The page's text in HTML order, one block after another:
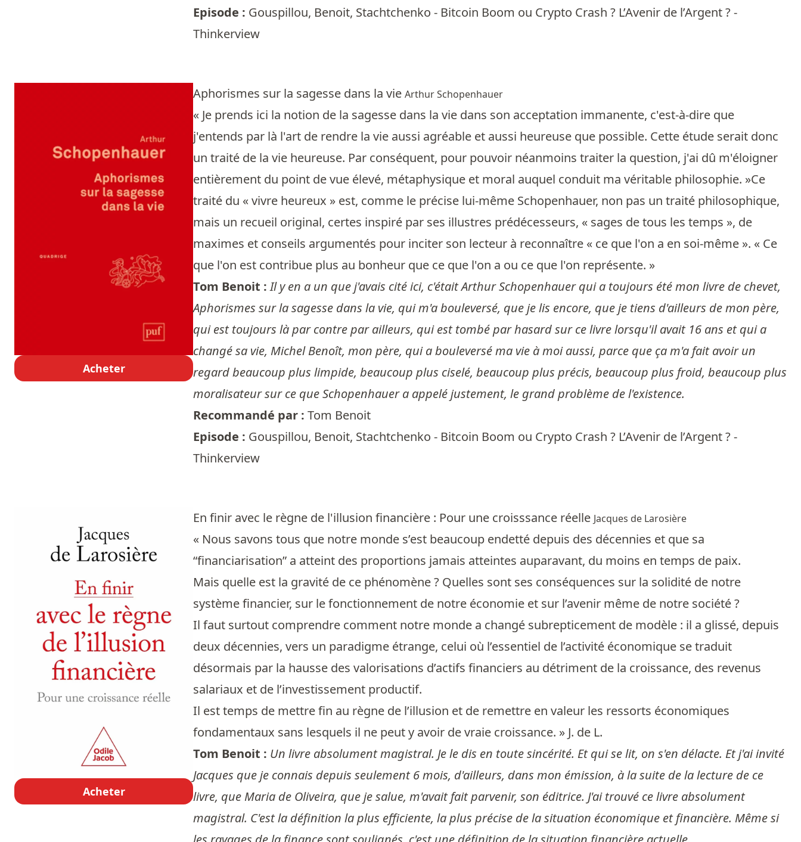
Episode : Gouspillou, Benoit, Stachtchenko - Bitcoin Boom ou Crypto Crash ? L’Avenir de l’Argent ? -
Thinkerview
Acheter
Aphorismes sur la sagesse dans la vie Arthur Schopenhauer
« Je prends ici la notion de la sagesse dans la vie dans son acceptation immanente, c'est-à-dire que
j'entends par là l'art de rendre la vie aussi agréable et aussi heureuse que possible. Cette étude serait donc
un traité de la vie heureuse. Par conséquent, pour pouvoir néanmoins traiter la question, j'ai dû m'éloigner
entièrement du point de vue élevé, métaphysique et moral auquel conduit ma véritable philosophie. »Ce
traité du « vivre heureux » est, comme le précise lui-même Schopenhauer, non pas un traité philosophique,
mais un recueil original, certes inspiré par ses illustres prédécesseurs, « sages de tous les temps », de
maximes et conseils argumentés pour inciter son lecteur à reconnaître « ce que l'on a en soi-même ». « Ce
que l'on est contribue plus au bonheur que ce que l'on a ou ce que l'on représente. »
Tom Benoit :Il y en a un que j'avais cité ici, c'était Arthur Schopenhauer qui a toujours été mon livre de chevet,
Aphorismes sur la sagesse dans la vie, qui m'a bouleversé, que je lis encore, que je tiens d'ailleurs de mon père,
qui est toujours là par contre par ailleurs, qui est tombé par hasard sur ce livre lorsqu'il avait 16 ans et qui a
changé sa vie, Michel Benoît, mon père, qui a bouleversé ma vie à moi aussi, parce que ça m'a fait avoir un
regard beaucoup plus limpide, beaucoup plus ciselé, beaucoup plus précis, beaucoup plus froid, beaucoup plus
moralisateur sur ce que Schopenhauer a appelé justement, le grand problème de l'existence.
Recommandé par : Tom Benoit
Episode : Gouspillou, Benoit, Stachtchenko - Bitcoin Boom ou Crypto Crash ? L’Avenir de l’Argent ? -
Thinkerview
Acheter
En finir avec le règne de l'illusion financière : Pour une croisssance réelle Jacques de Larosière
« Nous savons tous que notre monde s’est beaucoup endetté depuis des décennies et que sa
“financiarisation” a atteint des proportions jamais atteintes auparavant, du moins en temps de paix.
Mais quelle est la gravité de ce phénomène ? Quelles sont ses conséquences sur la solidité de notre
système financier, sur le fonctionnement de notre économie et sur l’avenir même de notre société ?
Il faut surtout comprendre comment notre monde a changé subrepticement de modèle : il a glissé, depuis
deux décennies, vers un paradigme étrange, celui où l’essentiel de l’activité économique se traduit
désormais par la hausse des valorisations d’actifs financiers au détriment de la croissance, des revenus
salariaux et de l’investissement productif.
Il est temps de mettre fin au règne de l’illusion et de remettre en valeur les ressorts économiques
fondamentaux sans lesquels il ne peut y avoir de vraie croissance. » J. de L.
Tom Benoit : Un livre absolument magistral. Je le dis en toute sincérité. Et qui se lit, on s'en délacte. Et j'ai invité
Jacques que je connais depuis seulement 6 mois, d'ailleurs, dans mon émission, à la suite de la lecture de ce
livre, que Maria de Oliveira, que je salue, m'avait fait parvenir, son éditrice. J'ai trouvé ce livre absolument
magistral. C'est la définition la plus efficiente, la plus précise de la situation économique et financière. Même si